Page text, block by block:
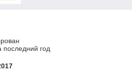
последний год